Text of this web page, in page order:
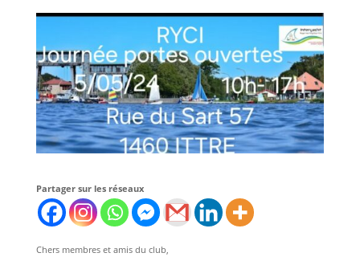
Partager sur les réseaux
Chers membres et amis du club,